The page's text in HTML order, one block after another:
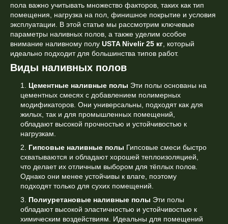
пола важно учитывать множество факторов, таких как тип
помещения, нагрузка на пол, финишное покрытие и условия
эксплуатации. В этой статье мы рассмотрим ключевые
параметры наливных полов, а также уделим особое
внимание наливному полу USTA Nivelir 25 кг , который
идеально подходит для большинства типов работ.
Виды наливных полов
Цементные наливные полы Эти полы основаны на
цементных смесях с добавлением полимерных
модификаторов. Они универсальны, подходят как для
жилых, так и для промышленных помещений,
обладают высокой прочностью и устойчивостью к
нагрузкам.
Гипсовые наливные полы Гипсовые смеси быстро
схватываются и обладают хорошей теплоизоляцией,
что делает их отличным выбором для тёплых полов.
Однако они менее устойчивы к влаге, поэтому
подходят только для сухих помещений.
Полиуретановые наливные полы Эти полы
обладают высокой эластичностью и устойчивостью к
химическим воздействиям. Идеальны для помещений